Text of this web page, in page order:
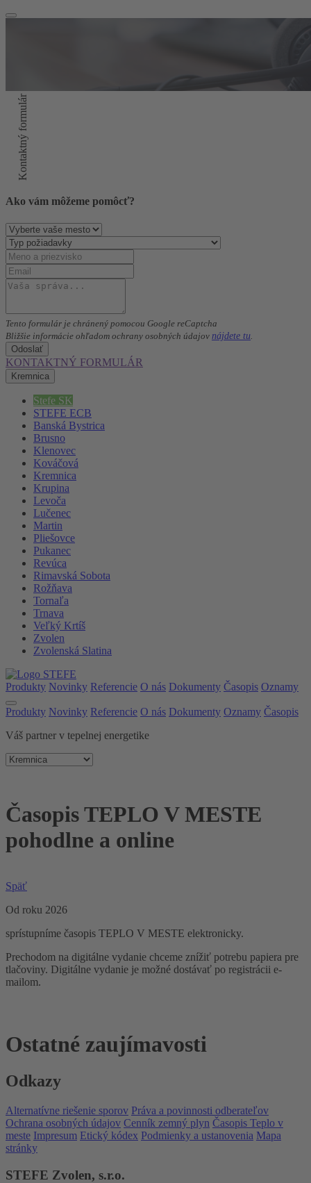
Kontaktný formulár
Ako vám môžeme pomôcť?
Tento formulár je chránený pomocou Google reCaptcha
Bližšie informácie ohľadom ochrany osobných údajov nájdete tu
Odoslať
KONTAKTNÝ FORMULÁR
Kremnica
Stefe SK
STEFE ECB
Banská Bystrica
Brusno
Klenovec
Kováčová
Kremnica
Krupina
Levoča
Lučenec
Martin
Pliešovce
Pukanec
Revúca
Rimavská Sobota
Rožňava
Tornaľa
Trnava
Veľký Krtíš
Zvolen
Zvolenská Slatina
Produkty Novinky Referencie O nás Dokumenty Časopis Oznamy
Produkty Novinky Referencie O nás Dokumenty Oznamy Časopis
Váš partner v tepelnej energetike
Časopis TEPLO V MESTE
pohodlne a online
Späť
Od roku 2026
sprístupníme časopis TEPLO V MESTE elektronicky.
Prechodom na digitálne vydanie chceme znížiť potrebu papiera pre
tlačoviny. Digitálne vydanie je možné dostávať po registrácii e-
mailom.
Ostatné zaujímavosti
Odkazy
Alternatívne riešenie sporov Práva a povinnosti odberateľov
Ochrana osobných údajov Cenník zemný plyn Časopis Teplo v
meste Impresum Etický kódex Podmienky a ustanovenia Mapa
stránky
STEFE Zvolen, s.r.o.